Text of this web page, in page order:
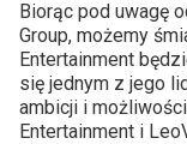
Biorąc pod uwagę
Group, możemy
Entertainment
się jednym z jego
ambicji i
Entertainment i